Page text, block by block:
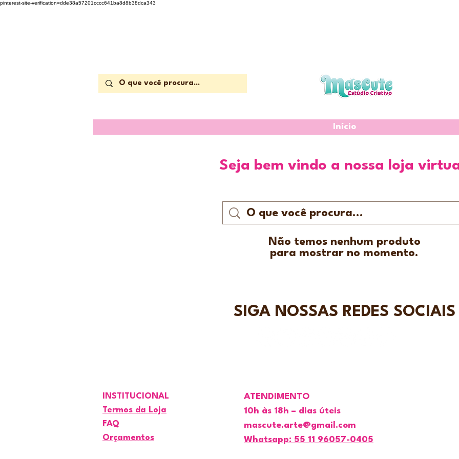
pinterest-site-verification=dde38a57201cccc641ba8d8b38dca343
Início
Seja bem vindo a nossa loja
Não temos nenhum produto
para mostrar no momento.
SIGA NOSSAS REDES SOCIAIS
INSTITUCIONAL
Termos da Loja
FAQ
Orçamentos
ATENDIMENTO
10h às 18h – dias úteis
mascute.arte@gmail.com
Whatsapp: 55 11 96057-0405